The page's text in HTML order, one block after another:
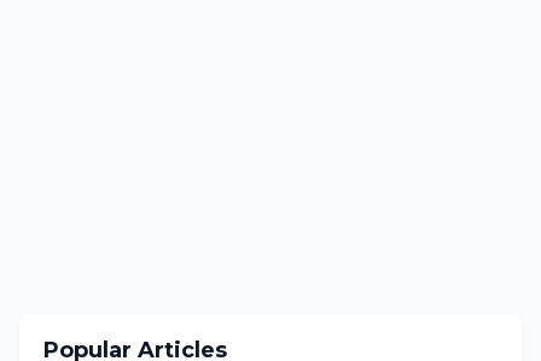
Popular Articles